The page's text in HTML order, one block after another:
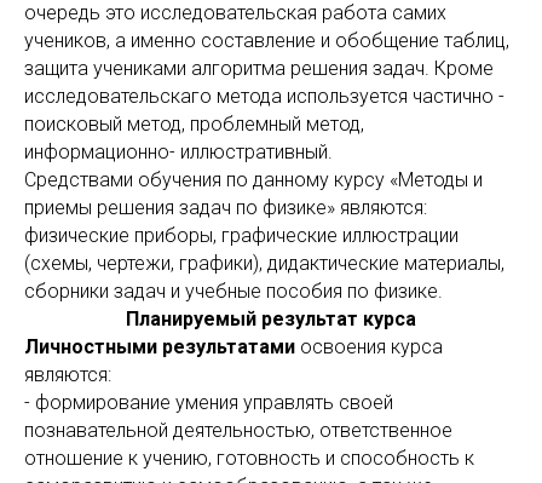
очередь это исследовательская работа самих
учеников, а именно составление и обобщение таблиц,
защита учениками алгоритма решения задач. Кроме
исследовательскаго метода используется частично -
поисковый метод, проблемный метод,
информационно- иллюстративный.
Средствами обучения по данному курсу «Методы и
приемы решения задач по физике» являются:
физические приборы, графические иллюстрации
(схемы, чертежи, графики), дидактические материалы,
сборники задач и учебные пособия по физике.
Планируемый результат курса
Личностными результатами освоения курса
являются:
- формирование умения управлять своей
познавательной деятельностью, ответственное
отношение к учению, готовность и способность к